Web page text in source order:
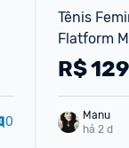
0
Tênis
Flatform
R$
Manu
há 2 d